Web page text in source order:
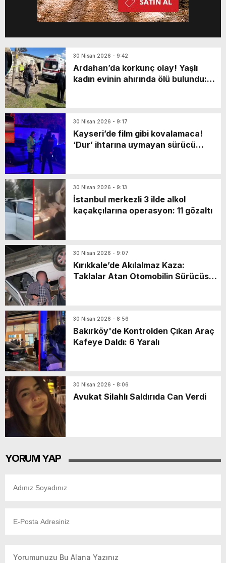
30 Nisan 2026 - 9:42
Ardahan’da korkunç olay! Yaşlı
kadın evinin ahırında ölü bulundu:
30 Nisan 2026 - 9:17
Kayseri’de film gibi kovalamaca!
‘Dur’ ihtarına uymayan sürücü
30 Nisan 2026 - 9:13
İstanbul merkezli 3 ilde alkol
kaçakçılarına operasyon: 11 gözaltı
30 Nisan 2026 - 9:07
Kırıkkale’de Akılalmaz Kaza:
Taklalar Atan Otomobilin Sürücüsü
30 Nisan 2026 - 8:56
Bakırköy'de Kontrolden Çıkan Araç
Kafeye Daldı: 6 Yaralı
30 Nisan 2026 - 8:06
Avukat Silahlı Saldırıda Can Verdi
YORUM YAP